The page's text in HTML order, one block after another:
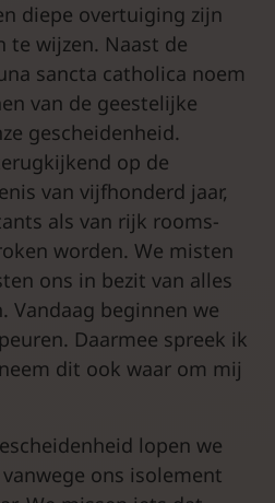
diepe overtuiging zijn
te wijzen. Naast de
sancta catholica noem
van de geestelijke
gescheidenheid.
op de
van vijfhonderd jaar,
als van rijk rooms-
worden. We misten
ons in bezit van alles
Vandaag beginnen we
Daarmee spreek ik
dit ook waar om mij
lopen we
ons isolement